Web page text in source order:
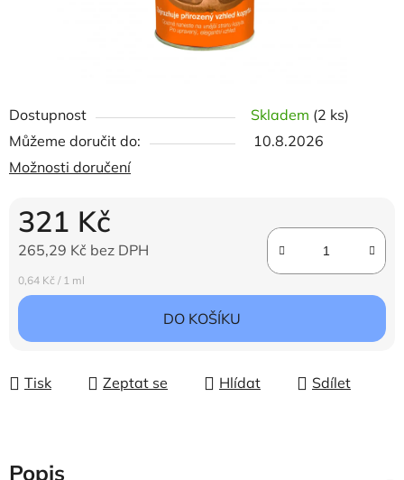
Dostupnost Skladem (2 ks)
Můžeme doručit do:
10.8.2026
Možnosti doručení
321 Kč
265,29 Kč bez DPH
Měrná cena:
0,64 Kč / 1 ml
DO KOŠÍKU
Tisk Zeptat se Hlídat Sdílet
Popis